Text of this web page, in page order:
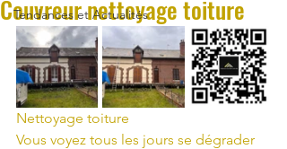
Tendances et Actualités
Couvreur nettoyage toiture
Nettoyage toiture
Vous voyez tous les jours se dégrader